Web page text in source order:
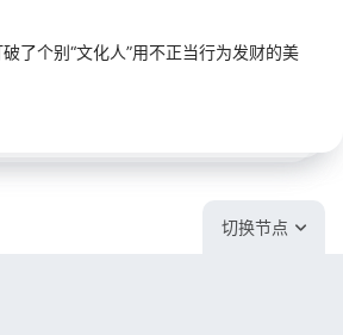
了个别“文化人”用不正当行为发财的美
切换节点